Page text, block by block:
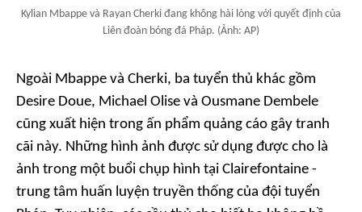
Kylian Mbappe và Rayan Cherki đang không hài lòng với quyết định của
Liên đoàn bóng đá Pháp. (Ảnh: AP)
Ngoài Mbappe và Cherki, ba tuyển thủ khác gồm
Desire Doue, Michael Olise và Ousmane Dembele
cũng xuất hiện trong ấn phẩm quảng cáo gây tranh
cãi này. Những hình ảnh được sử dụng được cho là
ảnh trong một buổi chụp hình tại Clairefontaine -
trung tâm huấn luyện truyền thống của đội tuyển